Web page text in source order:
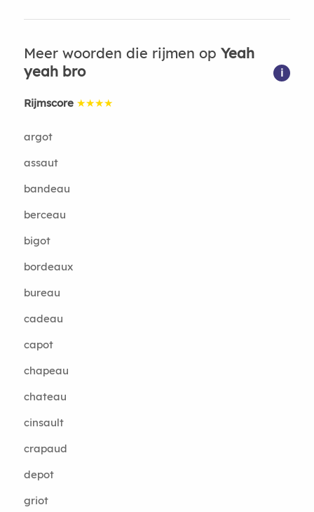
Meer woorden die rijmen op Yeah
yeah bro
i
Rijmscore ★★★★
argot
assaut
bandeau
berceau
bigot
bordeaux
bureau
cadeau
capot
chapeau
chateau
cinsault
crapaud
depot
griot